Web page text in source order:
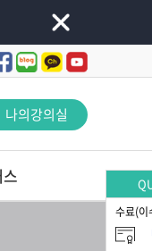
수료(이
나의강의실
?